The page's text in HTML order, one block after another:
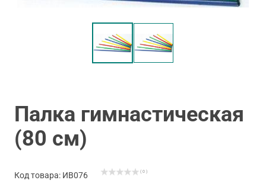
Палка гимнастическая
(80 см)
Код товара: ИВ076 ( 0 )